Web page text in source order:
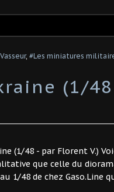
, #Les miniatures
(1/
(1/48 - par Florent V.)
que celle du
1/48 de chez Gaso.Line